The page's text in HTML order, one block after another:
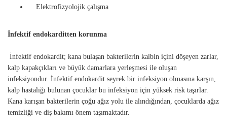
Elektrofizyolojik çalışma
İnfektif endokarditten korunma
İnfektif endokardit; kana bulaşan bakterilerin kalbin içini döşeyen zarlar,
kalp kapakçıkları ve büyük damarlara yerleşmesi ile oluşan
infeksiyondur. İnfektif endokardit seyrek bir infeksiyon olmasına karşın,
kalp hastalığı bulunan çocuklar bu infeksiyon için yüksek risk taşırlar.
Kana karışan bakterilerin çoğu ağız yolu ile alındığından, çocuklarda ağız
temizliği ve diş bakımı önem taşımaktadır.